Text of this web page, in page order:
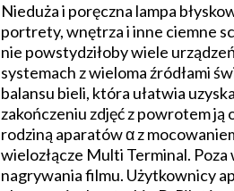
Nieduża i poręczna lampa
portrety, wnętrza i inne ciemne
nie powstydziłoby wiele
systemach z wieloma źródłami
balansu bieli, która ułatwia
zakończeniu zdjęć z powrotem
rodziną aparatów α z
wielozłącze Multi Terminal.
nagrywania filmu. Użytkownicy